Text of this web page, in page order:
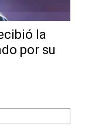
la
por su